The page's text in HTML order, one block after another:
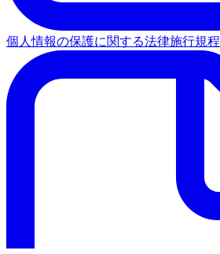
個人情報の保護に関する法律施行規程